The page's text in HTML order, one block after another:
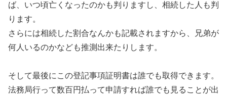
ば、いつ頃亡くなったのかも判りますし、相続した人も判
ります。
さらには相続した割合なんかも記載されますから、兄弟が
何人いるのかなども推測出来たりします。
そして最後にこの登記事項証明書は誰でも取得できます。
法務局行って数百円払って申請すれば誰でも見ることが出